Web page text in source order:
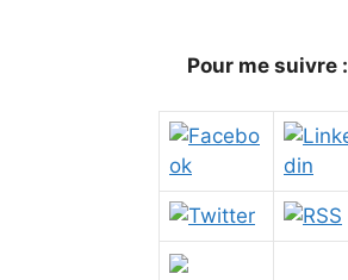
Pour me suivre :